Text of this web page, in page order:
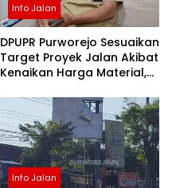
Info Jalan
DPUPR Purworejo Sesuaikan
Target Proyek Jalan Akibat
Kenaikan Harga Material,
Info Jalan